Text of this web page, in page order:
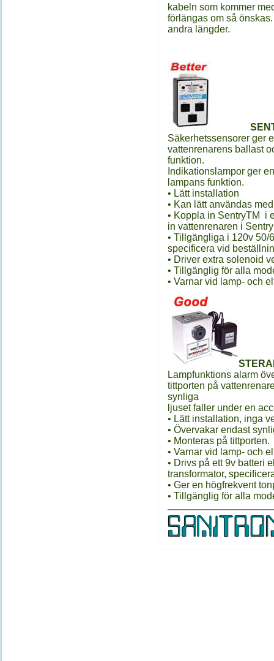
kabeln som kommer
förlängas om så
andra längder.
Säkerhetssensorer ger
vattenrenarens ballast
funktion.
Indikationslampor ger
lampans funktion.
• Lätt installation
• Kan lätt användas
• Koppla in SentryTM i
in vattenrenaren i
• Tillgängliga i 120v 50/
specificera vid
• Driver extra solenoid
• Tillgänglig för alla
• Varnar vid lamp- och
Lampfunktions alarm
tittporten på
synliga
ljuset faller under en
• Lätt installation, inga
• Övervakar endast
• Monteras på tittporten.
• Varnar vid lamp- och
• Drivs på ett 9v batteri
transformator,
• Ger en högfrekvent
• Tillgänglig för alla